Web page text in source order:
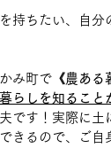
持ちたい、自
み町で 《農ある
らしを知ること
です！実際に
きるので、ご